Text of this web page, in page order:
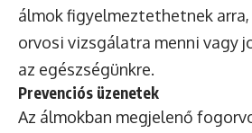
álmok figyelmeztethetnek
orvosi vizsgálatra menni vagy
az egészségünkre.
Prevenciós üzenetek
Az álmokban megjelenő